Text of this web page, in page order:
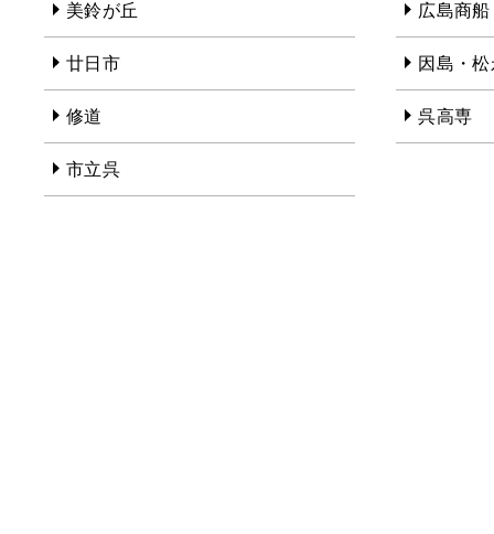
美鈴が丘 広島商船
廿日市 因島・松
修道 呉高専
市立呉